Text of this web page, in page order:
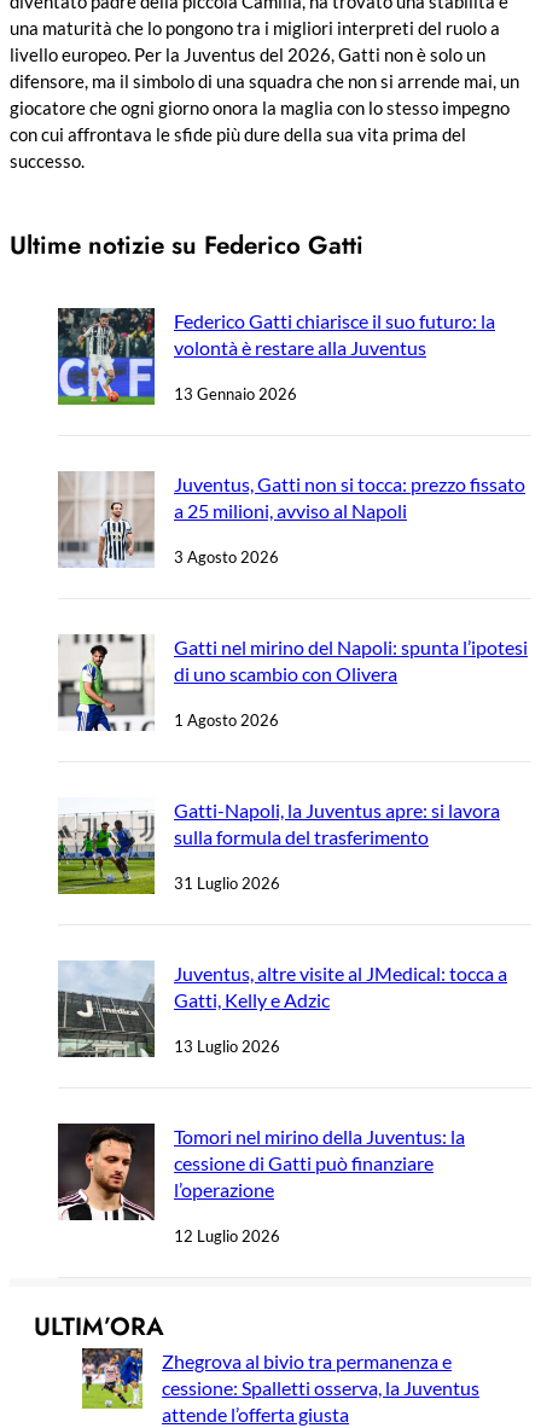
una maturità che lo pongono tra i migliori interpreti del ruolo a
livello europeo. Per la Juventus del 2026, Gatti non è solo un
difensore, ma il simbolo di una squadra che non si arrende mai, un
giocatore che ogni giorno onora la maglia con lo stesso impegno
con cui affrontava le sfide più dure della sua vita prima del
successo.
Ultime notizie su Federico Gatti
Federico Gatti chiarisce il suo futuro: la
volontà è restare alla Juventus
13 Gennaio 2026
Juventus, Gatti non si tocca: prezzo fissato
a 25 milioni, avviso al Napoli
3 Agosto 2026
Gatti nel mirino del Napoli: spunta l’ipotesi
di uno scambio con Olivera
1 Agosto 2026
Gatti-Napoli, la Juventus apre: si lavora
sulla formula del trasferimento
31 Luglio 2026
Juventus, altre visite al JMedical: tocca a
Gatti, Kelly e Adzic
13 Luglio 2026
Tomori nel mirino della Juventus: la
cessione di Gatti può finanziare
l’operazione
12 Luglio 2026
ULTIM’ORA
Zhegrova al bivio tra permanenza e
cessione: Spalletti osserva, la Juventus
attende l’offerta giusta